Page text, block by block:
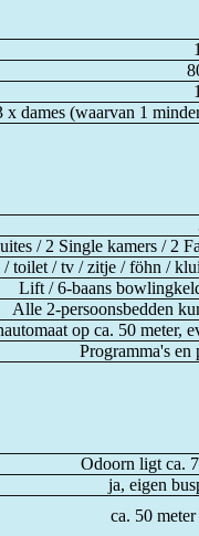
x dames (waarvan 1
/ 2 Single kamers / 2
/ toilet / tv / zitje / föhn /
Lift / 6-baans
Alle 2-persoonsbedden
op ca. 50 meter,
Programma's en
Odoorn ligt ca.
ja, eigen
ca. 50